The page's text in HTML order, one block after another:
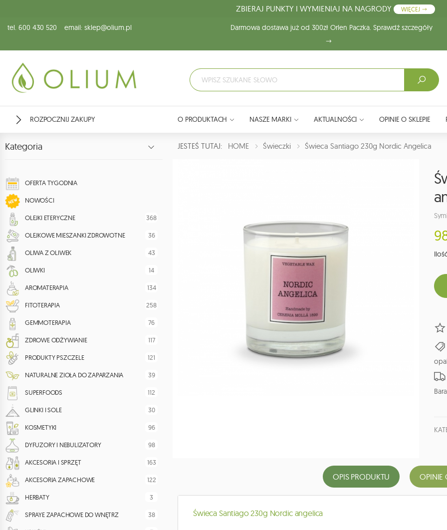
ZBIERAJ PUNKTY I WYMIENIAJ NA NAGRODY WIĘCEJ
tel. 600 430 520 email: sklep@olium.pl Darmowa dostawa już od 300zł Orlen Paczka. Sprawdź szczegóły
ROZPOCZNIJ ZAKUPY O PRODUKTACH NASZE MARKI AKTUALNOŚCI OPINIE O SKLEPIE
Kategoria
OFERTA TYGODNIA
NOWOŚCI
OLEJKI ETERYCZNE 368
OLEJKOWE MIESZANKI ZDROWOTNE 36
OLIWA Z OLIWEK 43
OLIWKI 14
AROMATERAPIA 134
FITOTERAPIA 258
GEMMOTERAPIA 76
ZDROWE ODŻYWIANIE 117
PRODUKTY PSZCZELE 121
NATURALNE ZIOŁA DO ZAPARZANIA 39
SUPERFOODS 112
GLINKI I SOLE 30
KOSMETYKI 96
DYFUZORY I NEBULIZATORY 98
AKCESORIA I SPRZĘT 163
AKCESORIA ZAPACHOWE 122
HERBATY 3
SPRAYE ZAPACHOWE DO WNĘTRZ 38
JESTEŚ TUTAJ: HOME Świeczki Świeca Santiago 230g Nordic Angelica
OPIS PRODUKTU OPINIE
Świeca Santiago 230g Nordic angelica